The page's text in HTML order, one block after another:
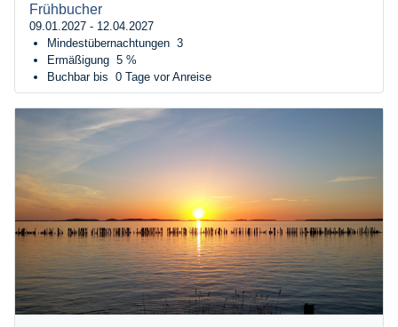
Frühbucher
09.01.2027 - 12.04.2027
Mindestübernachtungen 3
Ermäßigung 5 %
Buchbar bis 0 Tage vor Anreise